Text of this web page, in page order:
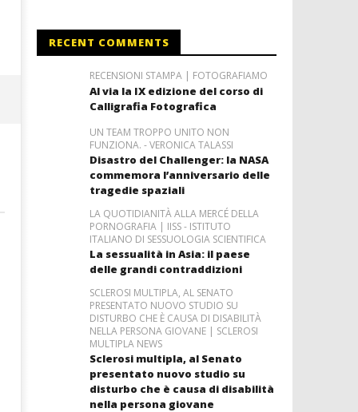
RECENT COMMENTS
RECENSIONI STAMPA | FOTOGRAFIAMO
Al via la IX edizione del corso di
Calligrafia Fotografica
UN TEAM TROPPO UNITO NON
FUNZIONA. - VERONICA TALASSI
Disastro del Challenger: la NASA
commemora l’anniversario delle
tragedie spaziali
LA QUOTIDIANITÀ ALLA MERCÉ DELLA
PORNOGRAFIA | IISS - ISTITUTO
ITALIANO DI SESSUOLOGIA SCIENTIFICA
La sessualità in Asia: il paese
delle grandi contraddizioni
SCLEROSI MULTIPLA, AL SENATO
PRESENTATO NUOVO STUDIO SU
DISTURBO CHE È CAUSA DI DISABILITÀ
NELLA PERSONA GIOVANE | SCLEROSI
MULTIPLA NEWS
Sclerosi multipla, al Senato
presentato nuovo studio su
disturbo che è causa di disabilità
nella persona giovane